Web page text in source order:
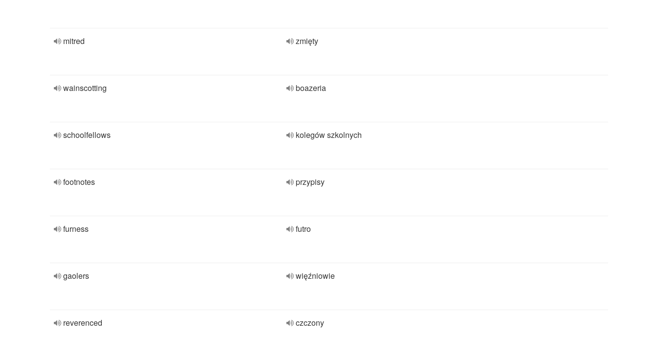
mitred zmięty
wainscotting boazeria
schoolfellows kolegów szkolnych
footnotes przypisy
furness futro
gaolers więźniowie
reverenced czczony